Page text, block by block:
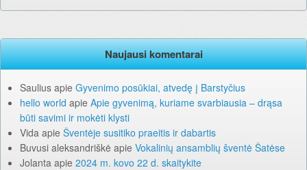
Naujausi komentarai
Saulius apie Gyvenimo posūkiai, atvedę į Barstyčius
hello world apie Apie gyvenimą, kuriame svarbiausia – drąsa
būti savimi ir mokėti klysti
Vida apie Šventėje susitiko praeitis ir dabartis
Buvusi aleksandriškė apie Vokalinių ansamblių šventė Šatėse
Jolanta apie 2024 m. kovo 22 d. skaitykite